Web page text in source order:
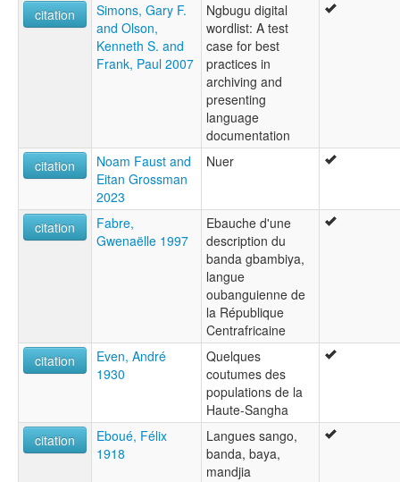
citation
Simons, Gary F.
and Olson,
Kenneth S. and
Frank, Paul 2007
Ngbugu digital
wordlist: A test
case for best
practices in
archiving and
presenting
language
documentation
citation
Noam Faust and
Eitan Grossman
2023
Nuer
citation
Fabre,
Gwenaëlle 1997
Ebauche d'une
description du
banda gbambiya,
langue
oubanguienne de
la République
Centrafricaine
citation
Even, André
1930
Quelques
coutumes des
populations de la
Haute-Sangha
citation
Eboué, Félix
1918
Langues sango,
banda, baya,
mandjia